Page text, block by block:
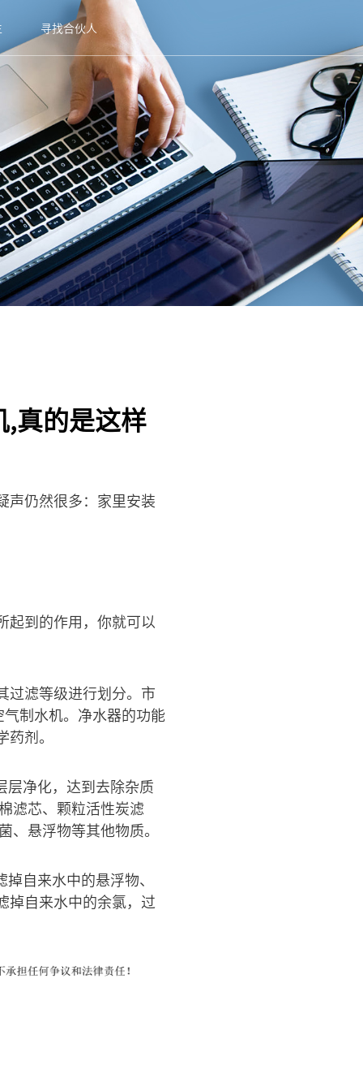
寻找合伙人
真的是这样
声仍然很多：家里安装
起到的作用，你就可以
滤等级进行划分。市
制水机。净水器的功能
剂。
层净化，达到去除杂质
滤芯、颗粒活性炭滤
悬浮物等其他物质。
自来水中的悬浮物、
掉自来水中的余氯，过